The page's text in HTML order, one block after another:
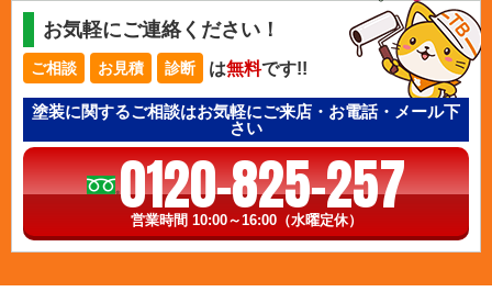
お気軽にご連絡ください！
ご相談 お見積 診断 は無料です!!
塗装に関するご相談はお気軽にご来店・お電話・メール下
さい
0120-825-257
営業時間 10:00～16:00（水曜定休）